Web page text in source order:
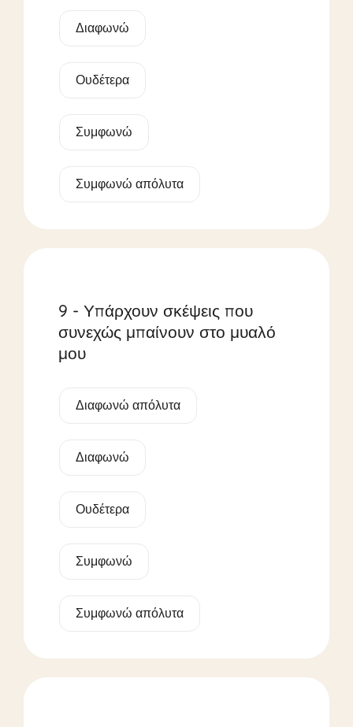
Διαφωνώ
Ουδέτερα
Συμφωνώ
Συμφωνώ απόλυτα
9 - Υπάρχουν σκέψεις που
συνεχώς μπαίνουν στο μυαλό
μου
Διαφωνώ απόλυτα
Διαφωνώ
Ουδέτερα
Συμφωνώ
Συμφωνώ απόλυτα